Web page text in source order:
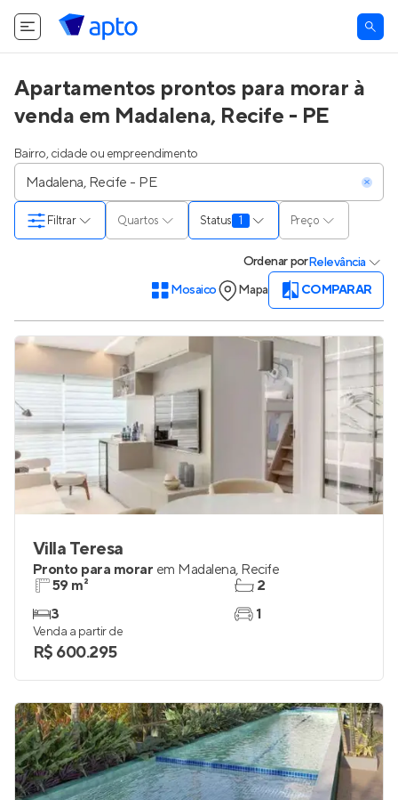
Apartamentos prontos para morar à
venda em Madalena, Recife - PE
Bairro, cidade ou empreendimento
Quartos Status 1 Preço
Filtrar
OrdenarporRelevância
Mosaico
Mapa COMPARAR
Villa Teresa
Pronto para morar em Madalena, Recife
59 m²
3
2
1
Venda a partir de
R$ 600.295